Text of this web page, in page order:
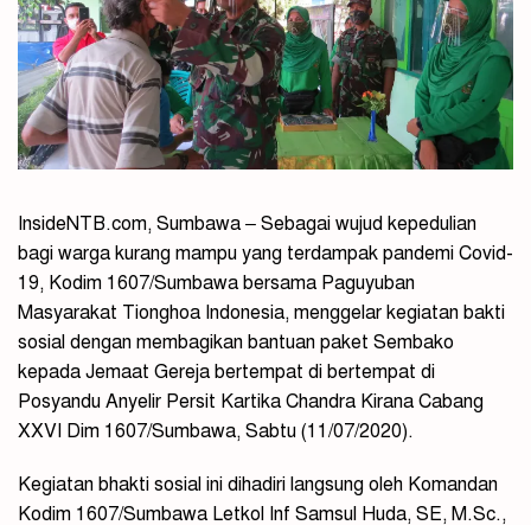
InsideNTB.com, Sumbawa – Sebagai wujud kepedulian
bagi warga kurang mampu yang terdampak pandemi Covid-
19, Kodim 1607/Sumbawa bersama Paguyuban
Masyarakat Tionghoa Indonesia, menggelar kegiatan bakti
sosial dengan membagikan bantuan paket Sembako
kepada Jemaat Gereja bertempat di bertempat di
Posyandu Anyelir Persit Kartika Chandra Kirana Cabang
XXVI Dim 1607/Sumbawa, Sabtu (11/07/2020).
Kegiatan bhakti sosial ini dihadiri langsung oleh Komandan
Kodim 1607/Sumbawa Letkol Inf Samsul Huda, SE, M.Sc.,